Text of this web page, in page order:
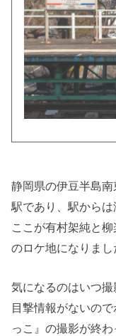
静岡県の伊豆半島
駅であり、駅からは
ここが有村架純と
のロケ地になりまし
気になるのはいつ撮
目撃情報がないの
っこ』の撮影が終